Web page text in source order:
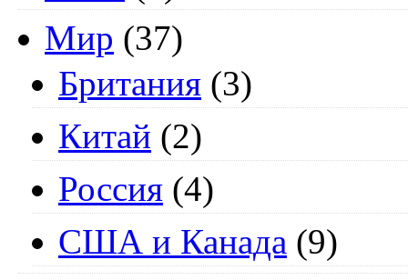
Мир (37)
Британия (3)
Китай (2)
Россия (4)
США и Канада (9)